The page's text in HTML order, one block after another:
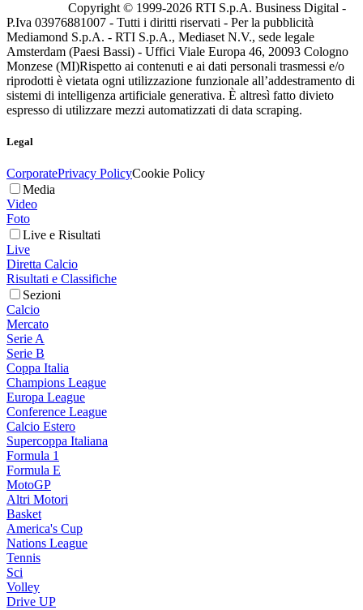
Copyright © 1999-2026 RTI S.p.A. Business Digital -
P.Iva 03976881007 - Tutti i diritti riservati - Per la pubblicità
Mediamond S.p.A. - RTI S.p.A., Mediaset N.V., sede legale
Amsterdam (Paesi Bassi) - Uffici Viale Europa 46, 20093 Cologno
Monzese (MI)Rispetto ai contenuti e ai dati personali trasmessi e/o
riprodotti è vietata ogni utilizzazione funzionale all’addestramento di
sistemi di intelligenza artificiale generativa. È altresì fatto divieto
espresso di utilizzare mezzi automatizzati di data scraping.
Legal
CorporatePrivacy PolicyCookie Policy
Media
Video
Foto
Live e Risultati
Live
Diretta Calcio
Risultati e Classifiche
Sezioni
Calcio
Mercato
Serie A
Serie B
Coppa Italia
Champions League
Europa League
Conference League
Calcio Estero
Supercoppa Italiana
Formula 1
Formula E
MotoGP
Altri Motori
Basket
America's Cup
Nations League
Tennis
Sci
Volley
Drive UP